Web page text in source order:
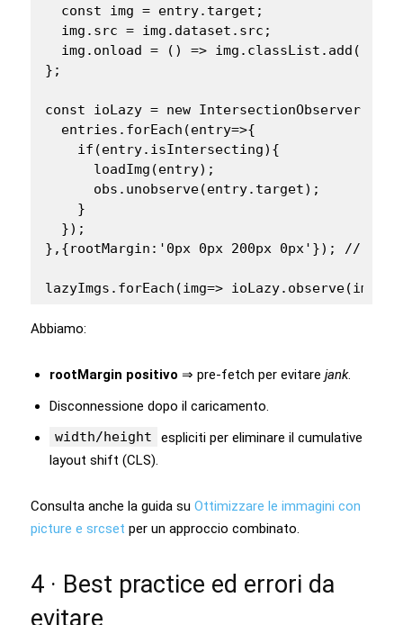
  const img = entry.target;
  img.src = img.dataset.src;
img.onload = () =>
};
const ioLazy = new
  entries.forEach(entry=>{
    if(entry.isIntersecting){
      loadImg(entry);
      obs.unobserve(entry.target);
    }
  });
},{rootMargin:'0px 0px 200px 0px'}); //
lazyImgs.forEach(img=> ioLazy.observe(img));
Abbiamo:
rootMargin positivo ⇒ pre‑fetch per evitare jank.
Disconnessione dopo il caricamento.
width/height
espliciti per eliminare il cumulative
layout shift (CLS).
Consulta anche la guida su Ottimizzare le immagini con
picture e srcset per un approccio combinato.
4 · Best practice ed errori da
evitare